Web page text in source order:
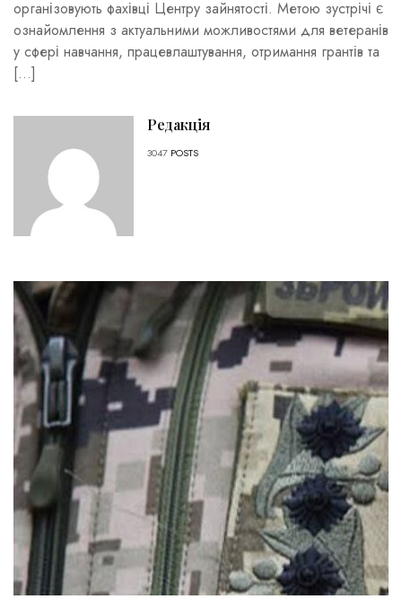
організовують фахівці Центру зайнятості. Метою зустрічі є
ознайомлення з актуальними можливостями для ветеранів
у сфері навчання, працевлаштування, отримання грантів та
[…]
Редакція
3047 POSTS